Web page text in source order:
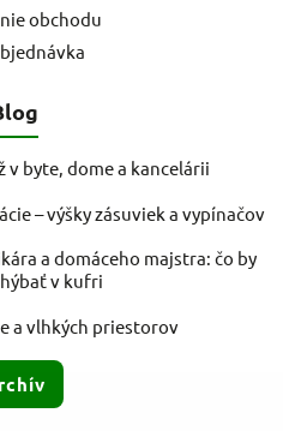
obchodu
byte, dome a kancelárii
– výšky zásuviek a vypínačov
a domáceho majstra: čo by
v kufri
a vlhkých priestorov